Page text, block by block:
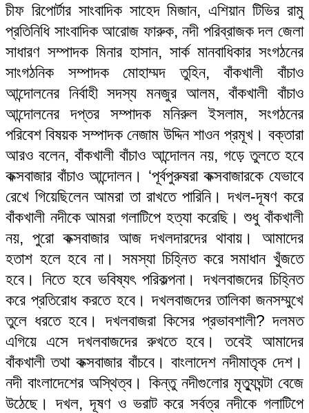
চীফ রিপোর্টার সাংবাদিক সাহেদ মিজান, এশিয়ান টিভির রামু
প্রতিনিধি সাংবাদিক আরোজ ফারুক, নদী পরিব্রাজক দল জেলা
সাধারণ সম্পাদক মিনার হাসান, সার্ক মানবাধিকার সংগঠনের
সাংগঠনিক সম্পাদক মোহাম্মদ তুহিন, বাঁকখালী বাঁচাও
আন্দোলনের নির্বাহী সদস্য মনজুর আলম, বাঁকখালী বাঁচাও
আন্দোলনের দপ্তর সম্পাদক মনিরুল ইসলাম, সংগঠনের
পরিবেশ বিষয়ক সম্পাদক নেজাম উদ্দিন শাওন প্রমূখ। বক্তারা
আরও বলেন, বাঁকখালী বাঁচাও আন্দোলন নয়, গড়ে তুলতে হবে
কক্সবাজার বাঁচাও আন্দোলন। ‘পূর্বপুরুষরা কক্সবাজারকে যেভাবে
রেখে গিয়েছিলেন আমরা তা রাখতে পারিনি। দখল-দূষণ করে
বাঁকখালী নদীকে আমরা গলাটিপে হত্যা করেছি। শুধু বাঁকখালী
নয়, পুরো কক্সবাজার আজ দখলদারদের থাবায়। আমাদের
হতাশ হলে হবে না। সমস্যা চিহ্নিত করে সমাধান খুঁজতে
হবে। নিতে হবে ভবিষ্যৎ পরিকল্পনা। দখলবাজদের চিহ্নিত
করে প্রতিরোধ করতে হবে। দখলবাজদের তালিকা জনসম্মুখে
তুলে ধরতে হবে। দখলবাজরা কিসের প্রভাবশালী? দলমত
এগিয়ে এসে দখলবাজদের রুখতে হবে। তবেই আমাদের
বাঁকখালী তথা কক্সবাজার বাঁচবে। বাংলাদেশ নদীমাতৃক দেশ।
নদী বাংলাদেশের অস্থিত্ব। কিন্তু নদীগুলোর মৃত্যুঘন্টা বেজে
উঠেছে। দখল, দূষণ ও ভরাট করে সর্বত্র নদীকে গলাটিপে